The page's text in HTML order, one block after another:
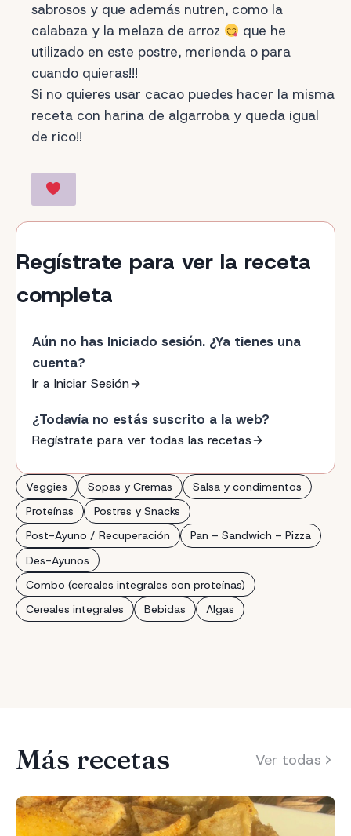
Veggies Sopas y Cremas
Salsa y condimentos
Proteínas
Postres y Snacks
Post-Ayuno / Recuperación
Pan – Sandwich – Pizza
Des-Ayunos
Combo (cereales integrales con proteínas)
Cereales integrales
Bebidas Algas
sabrosos y que además nutren, como la
calabaza y la melaza de arroz
que he
utilizado en este postre, merienda o para
cuando quieras!!!
Si no quieres usar cacao puedes hacer la misma
receta con harina de algarroba y queda igual
de rico!!
Regístrate para ver la receta
completa
Aún no has Iniciado sesión. ¿Ya tienes una
cuenta?
Ir a Iniciar Sesión
¿Todavía no estás suscrito a la web?
Regístrate para ver todas las recetas
Más recetas Ver todas